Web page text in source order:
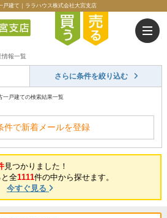
建て｜ララハウス株式会社大宮支店
情報一覧
さらに条件を絞り込む
一戸建ての検索結果一覧
件で新着メールを登録
見つかりました！
全1111件の中から探せます。
今すぐ見る